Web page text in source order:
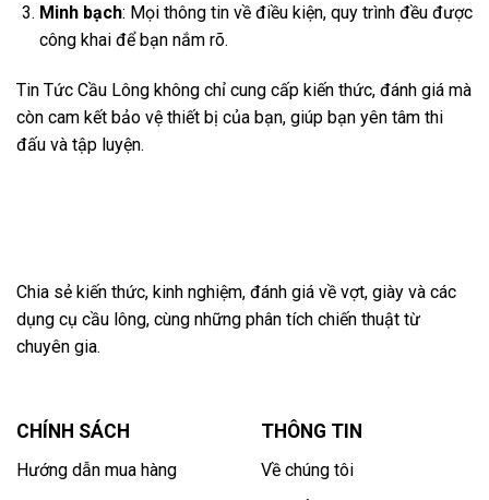
Minh bạch: Mọi thông tin về điều kiện, quy trình đều được
công khai để bạn nắm rõ.
Tin Tức Cầu Lông không chỉ cung cấp kiến thức, đánh giá mà
còn cam kết bảo vệ thiết bị của bạn, giúp bạn yên tâm thi
đấu và tập luyện.
Chia sẻ kiến thức, kinh nghiệm, đánh giá về vợt, giày và các
dụng cụ cầu lông, cùng những phân tích chiến thuật từ
chuyên gia.
CHÍNH SÁCH
Hướng dẫn mua hàng
THÔNG TIN
Về chúng tôi